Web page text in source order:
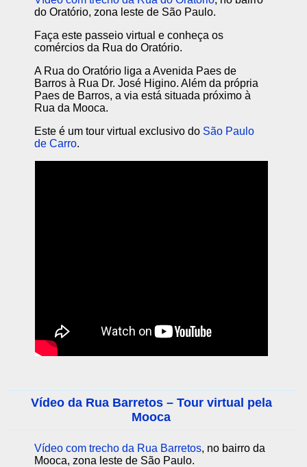
do Oratório, zona leste de São Paulo.
Faça este passeio virtual e conheça os
comércios da Rua do Oratório.
A Rua do Oratório liga a Avenida Paes de
Barros à Rua Dr. José Higino. Além da própria
Paes de Barros, a via está situada próximo à
Rua da Mooca.
Este é um tour virtual exclusivo do São Paulo
de Carro.
Vídeo da Rua Barretos – Tour virtual pela
Mooca
Vídeo com trecho da Rua Barretos, no bairro da
Mooca, zona leste de São Paulo.